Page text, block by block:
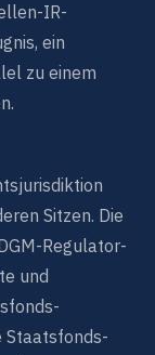
IR-
ein
zu einem
Sitzen. Die
Regulator-
und
Staatsfonds-